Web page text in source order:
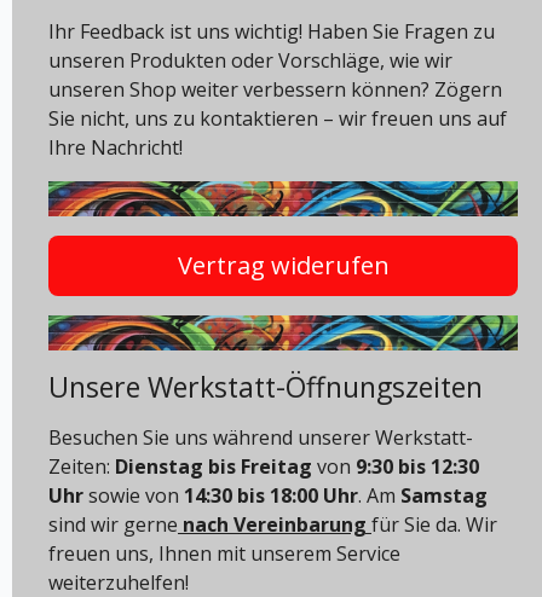
Ihr Feedback ist uns wichtig! Haben Sie Fragen zu
unseren Produkten oder Vorschläge, wie wir
unseren Shop weiter verbessern können? Zögern
Sie nicht, uns zu kontaktieren – wir freuen uns auf
Ihre Nachricht!
Vertrag widerufen
Unsere Werkstatt-Öffnungszeiten
Besuchen Sie uns während unserer Werkstatt-
Zeiten: Dienstag bis Freitag von 9:30 bis 12:30
Uhrsowie von 14:30 bis 18:00 Uhr. Am Samstag
sind wir gerne nach Vereinbarung für Sie da. Wir
freuen uns, Ihnen mit unserem Service
weiterzuhelfen!